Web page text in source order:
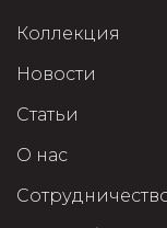
Коллекция
Новости
Статьи
О нас